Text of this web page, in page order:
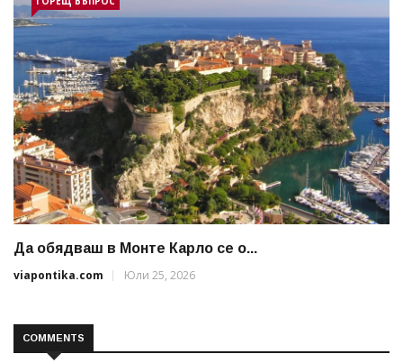
Да обядваш в Монте Карло се о...
viapontika.com
Юли 25, 2026
COMMENTS